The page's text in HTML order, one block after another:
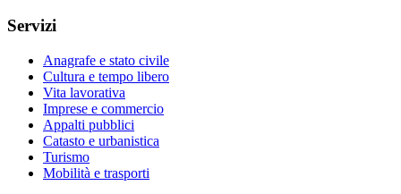
Servizi
Anagrafe e stato civile
Cultura e tempo libero
Vita lavorativa
Imprese e commercio
Appalti pubblici
Catasto e urbanistica
Turismo
Mobilità e trasporti